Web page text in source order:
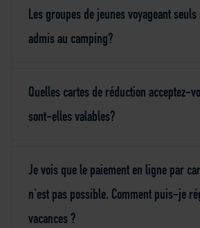
Les groupes de jeunes voyageant
admis au camping?
Quelles cartes de réduction acceptez-
sont-elles valables?
Je vois que le paiement en ligne par
n'est pas possible. Comment puis-je
vacances ?